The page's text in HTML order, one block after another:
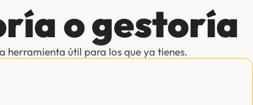
o gestoría
herramienta útil para los que ya tienes.